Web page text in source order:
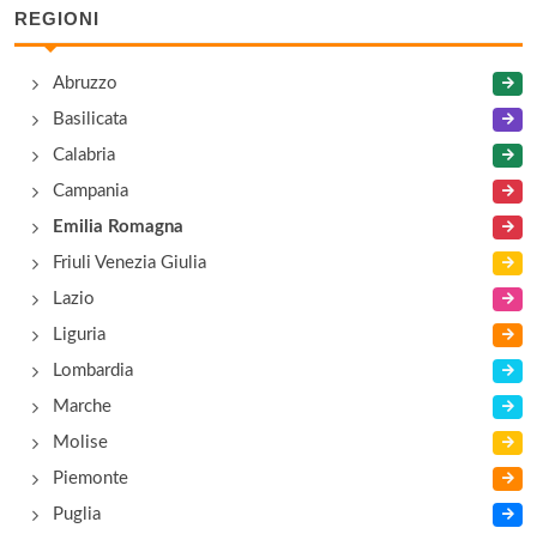
Santa Fè
viale delle Nazioni 180, Ravenna (Marina di
Ravenna)
Stork Club
via Marina 4, Ravenna (Lido di Savio)
Ravenna)
REGIONI
Abruzzo
Basilicata
Calabria
Campania
Emilia Romagna
Friuli Venezia Giulia
Lazio
Liguria
Lombardia
Marche
Molise
Piemonte
Puglia